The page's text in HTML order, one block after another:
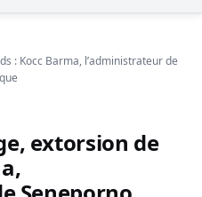
: Kocc Barma, l’administrateur de
extorsion de